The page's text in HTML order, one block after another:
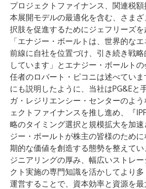
プロジェクトファイナンス、関連税
本展開モデルの最適化を含む、さま
択肢を促進するためにジェフリーズを
「エナジー・ボールトは、世界的な
前線に自社を位置づけ、引き続き戦
しています」とエナジー・ボールト
任者のロバート・ピコニは述べてい
にも説明したように、当社はPG&Eと
ガ・レジリエンシー・センターのよ
ェクトファイナンスを推し進め、『
略のタイミング選択と規模拡大を加
ジー・ボールトが株主の皆様のため
期的な価値を創造する態勢を整えて
ジニアリングの厚み、幅広いストレ
クト実施の専門知識を活かしてより多
運営することで、資本効率と資源を